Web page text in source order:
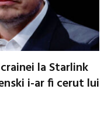
la Starlink
i-ar fi cerut lui